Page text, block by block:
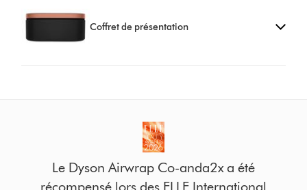
Coffret de présentation
Le Dyson Airwrap Co-anda2x a été
récompensé lors des ELLE International